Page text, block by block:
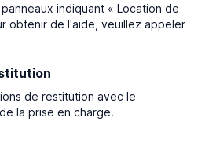
indiquant « Location de
obtenir de l'aide, veuillez appeler
de restitution avec le
la prise en charge.